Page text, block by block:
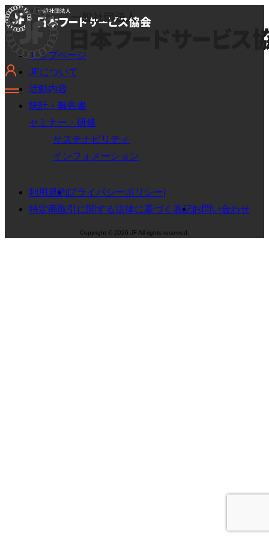
トップページ
JFについて
活動内容
統計・報告書
セミナー・研修
サステナビリティ
インフォメーション
利用規約プライバシーポリシー
特定商取引に関する法律に基づく表記お問い合わせ
Copyright © 2026 JF All rights reserved.